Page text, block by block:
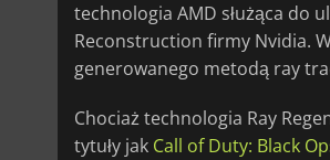
technologia AMD służąca do
Reconstruction firmy Nvidia.
generowanego metodą ray
Chociaż technologia Ray
tytuły jak Call of Duty: Black